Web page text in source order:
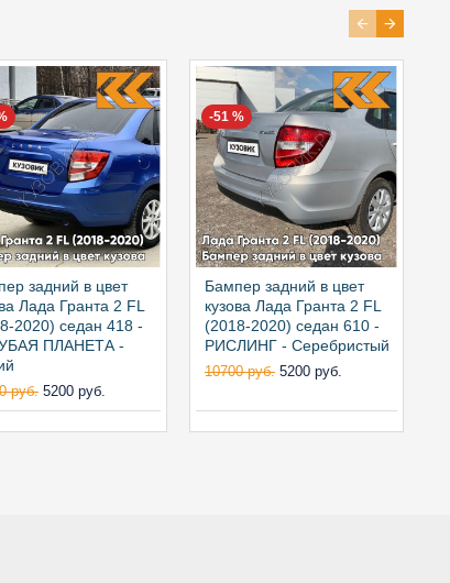
задний в цвет
Лада Гранта 2 FL
2020) седан 418 -
ПЛАНЕТА -
руб. 5200 руб.
-51 %
Бампер задний в цвет
кузова Лада Гранта 2 FL
(2018-2020) седан 610 -
РИСЛИНГ - Серебристый
10700 руб. 5200 руб.